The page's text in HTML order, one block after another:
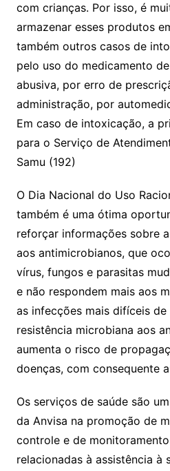
com crianças. Por isso, é
armazenar esses produtos
também outros casos de
pelo uso do medicamento
abusiva, por erro de
administração, por
Em caso de intoxicação, a
para o Serviço de
Samu (192)
O Dia Nacional do Uso
também é uma ótima
reforçar informações sobre
aos antimicrobianos, que
vírus, fungos e parasitas
e não respondem mais aos
as infecções mais difíceis
resistência microbiana aos
aumenta o risco de
doenças, com consequente
Os serviços de saúde são
da Anvisa na promoção de
controle e de
relacionadas à assistência à